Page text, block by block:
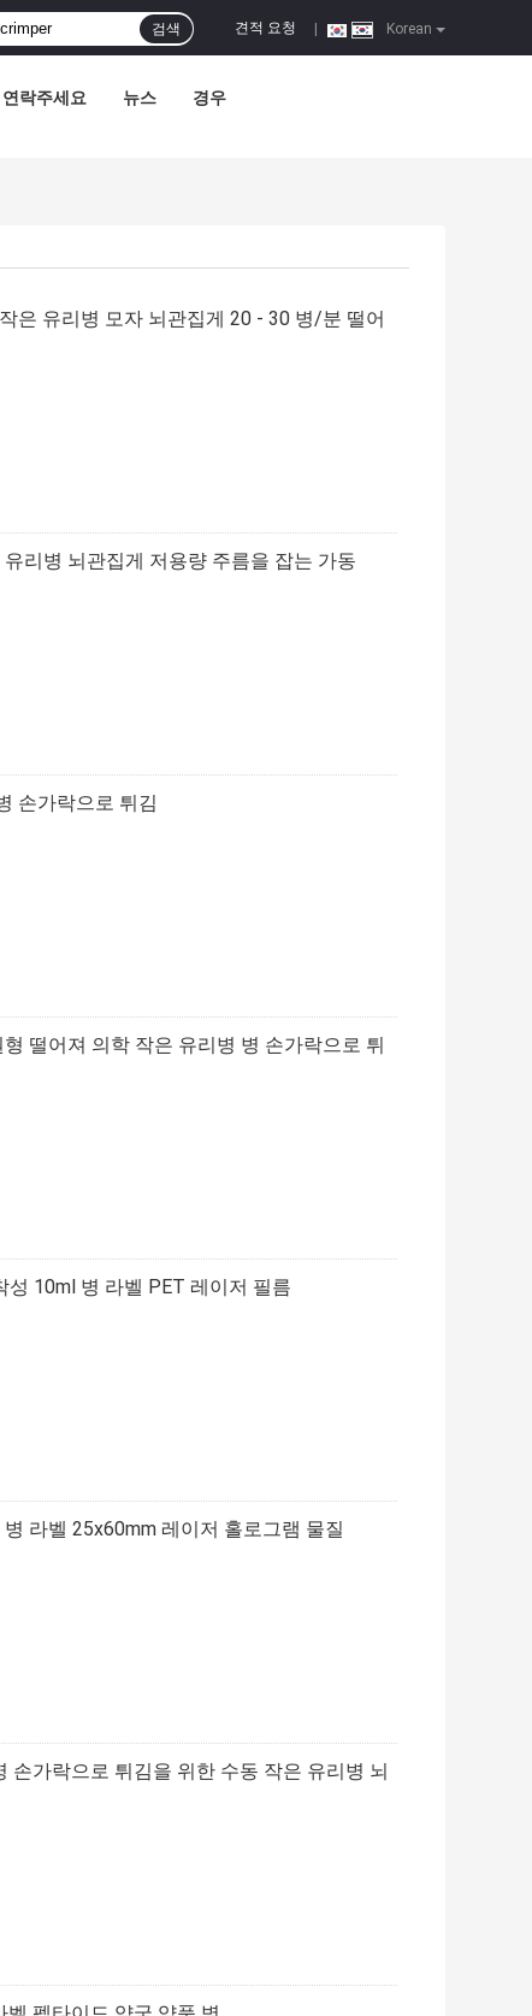
Korean
견적 요청
검색
연락주세요 뉴스 경우
은 유리병 모자 뇌관집게 20 - 30 병/분 떨어
리병 뇌관집게 저용량 주름을 잡는 가동
손가락으로 튀김
떨어져 의학 작은 유리병 병 손가락으로 튀
10ml 병 라벨 PET 레이저 필름
라벨 25x60mm 레이저 홀로그램 물질
손가락으로 튀김을 위한 수동 작은 유리병 뇌